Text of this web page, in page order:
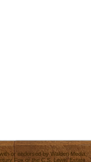
or endorsed byWalden Media
Fox or the C.S. Lewis Estate.